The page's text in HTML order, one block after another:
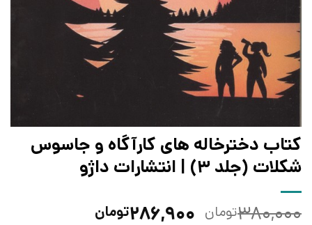
کتاب دخترخاله های کارآگاه و جاسوس
شکلات (جلد 3) | انتشارات داژو
۳۸۰,۰۰۰تومان قیمت
۲۸۶,۹۰۰تومان